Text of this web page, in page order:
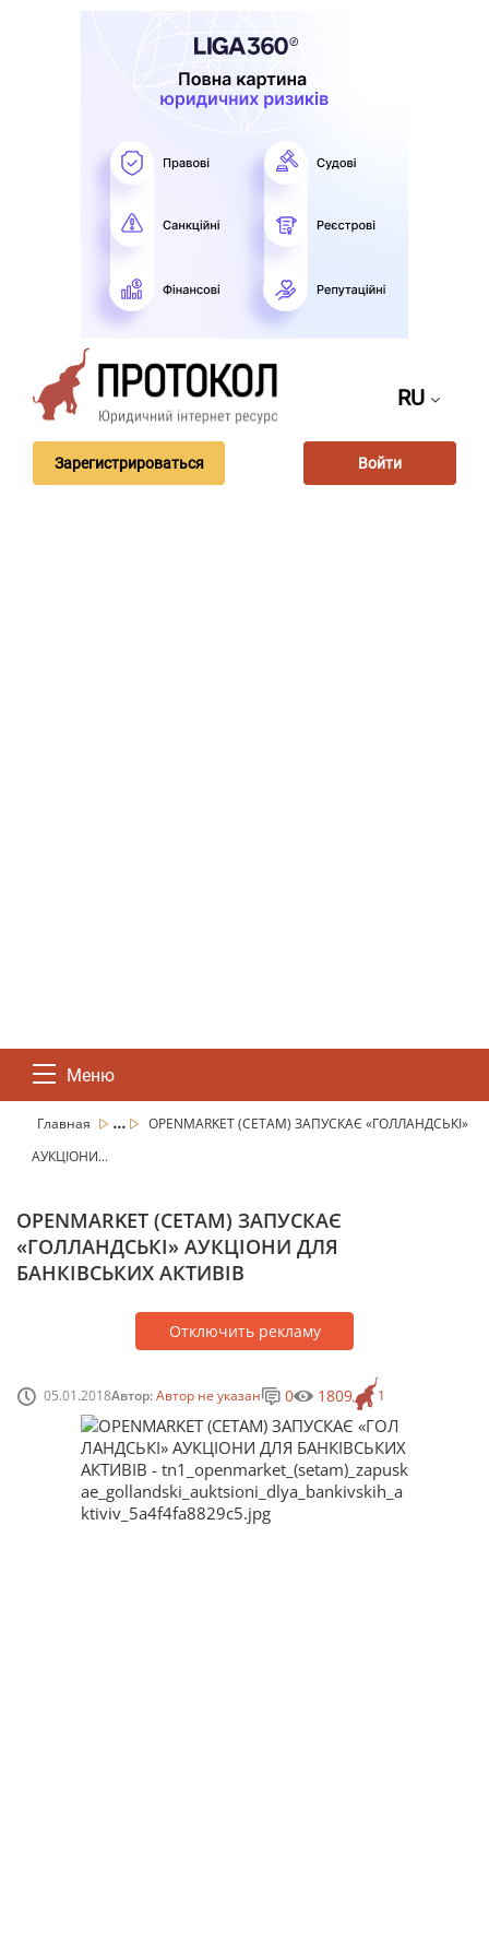
RU
Зарегистрироваться Войти
Меню
Главная ...
OPENMARKET (СЕТАМ) ЗАПУСКАЄ «ГОЛЛАНДСЬКІ»
АУКЦІОНИ...
OPENMARKET (СЕТАМ) ЗАПУСКАЄ
«ГОЛЛАНДСЬКІ» АУКЦІОНИ ДЛЯ
БАНКІВСЬКИХ АКТИВІВ
Отключить рекламу
05.01.2018Автор:Автор не указан 1
0 1809